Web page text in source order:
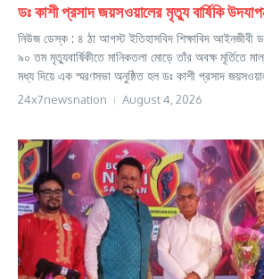
ডঃ কাশী প্রসাদ জয়সওয়ালের মৃত্যু বার্ষিকি
নিউজ ডেস্ক : ৪ ঠা আগস্ট ইতিহাসবিদ শিক্ষাবিদ আইনজীবী
৯০ তম মৃত্যুবার্ষিকীতে মানিকতলা মোড়ে তাঁর অবক্ষ মূর্তিতে
মধ্য দিয়ে এক স্মরণসভা অনুষ্ঠিত হল ডঃ কাশী প্রসাদ
24x7newsnation August 4, 2026